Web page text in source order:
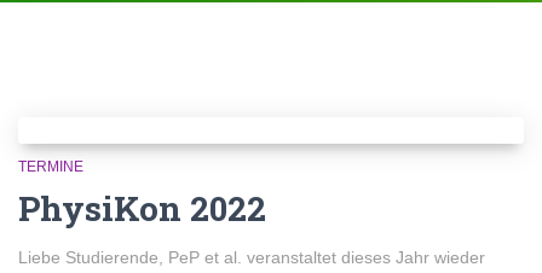
TERMINE
PhysiKon 2022
Liebe Studierende, PeP et al. veranstaltet dieses Jahr wieder